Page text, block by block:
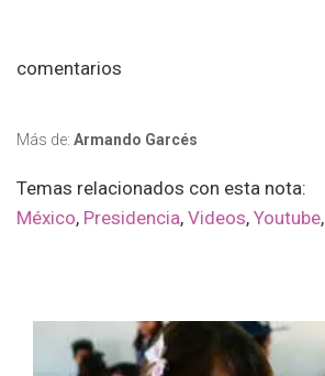
comentarios
Más de: Armando Garcés
Temas relacionados con esta nota:
México, Presidencia, Videos, Youtube,